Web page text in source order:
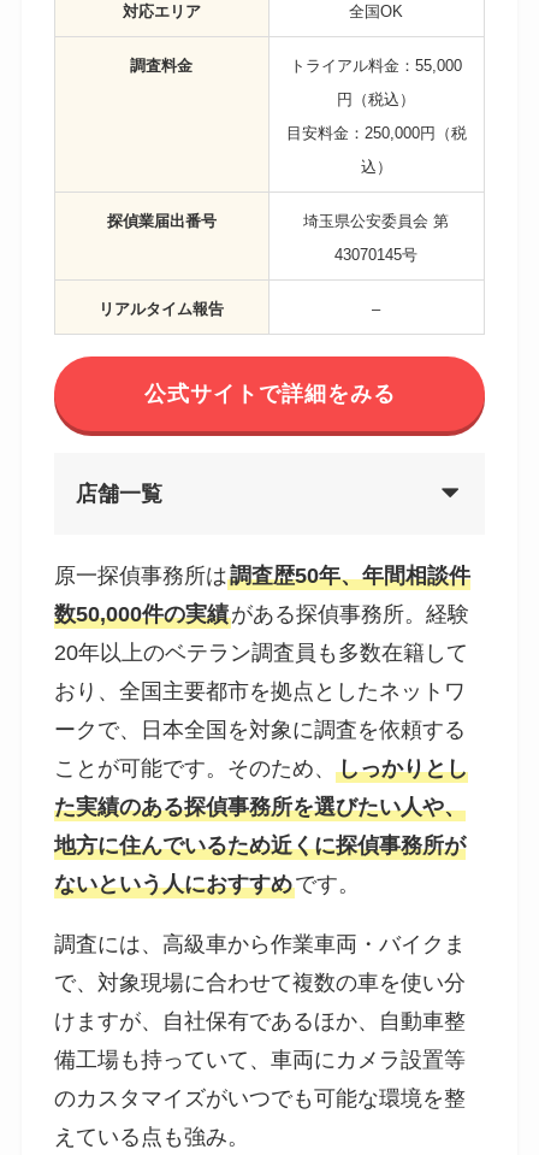
対応エリア 全国OK
調査料金
トライアル料金：55,000
円（税込）
目安料金：250,000円（税
込）
探偵業届出番号
埼玉県公安委員会 第
43070145号
リアルタイム報告 –
公式サイトで詳細をみる
店舗一覧
原一探偵事務所は調査歴50年、年間相談件
数50,000件の実績がある探偵事務所。経験
20年以上のベテラン調査員も多数在籍して
おり、全国主要都市を拠点としたネットワ
ークで、日本全国を対象に調査を依頼する
ことが可能です。そのため、 しっかりとし
た実績のある探偵事務所を選びたい人や、
地方に住んでいるため近くに探偵事務所が
ないという人におすすめです。
調査には、高級車から作業車両・バイクま
で、対象現場に合わせて複数の車を使い分
けますが、自社保有であるほか、自動車整
備工場も持っていて、車両にカメラ設置等
のカスタマイズがいつでも可能な環境を整
えている点も強み。